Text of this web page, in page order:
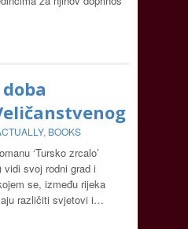
, BOOKS
‘Tursko zrcalo’
vidi svoj rodni grad i
se, između rijeka
različiti svjetovi i…